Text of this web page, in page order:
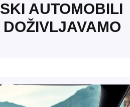
AUTOMOBILI